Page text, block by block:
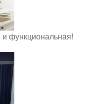
функциональная!